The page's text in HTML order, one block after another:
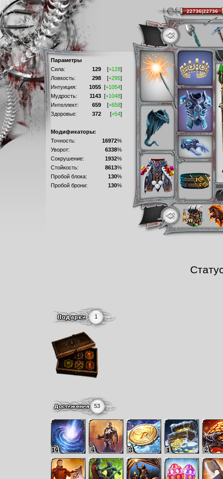
Параметры
Сила:
129 [+128]
Ловкость:
298 [+295]
Интуиция:
1055 [+1054]
Мудрость:
1143 [+1048]
Интеллект:
659 [+658]
Здоровье:
372 [+54]
Модификаторы:
Точность:
16972%
Уворот:
6338%
Сокрушение:
1932%
Стойкость:
8613%
Пробой блока:
130%
Пробой брони:
130%
1
53
22736|22736